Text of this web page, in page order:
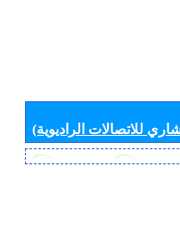
للاتصالات الراديوية)